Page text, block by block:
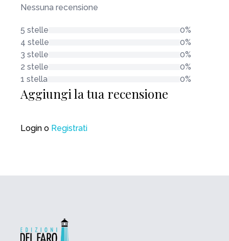
Nessuna recensione
5 stelle
0%
4 stelle
0%
3 stelle
0%
2 stelle
0%
1 stella
0%
Aggiungi la tua recensione
Login o Registrati